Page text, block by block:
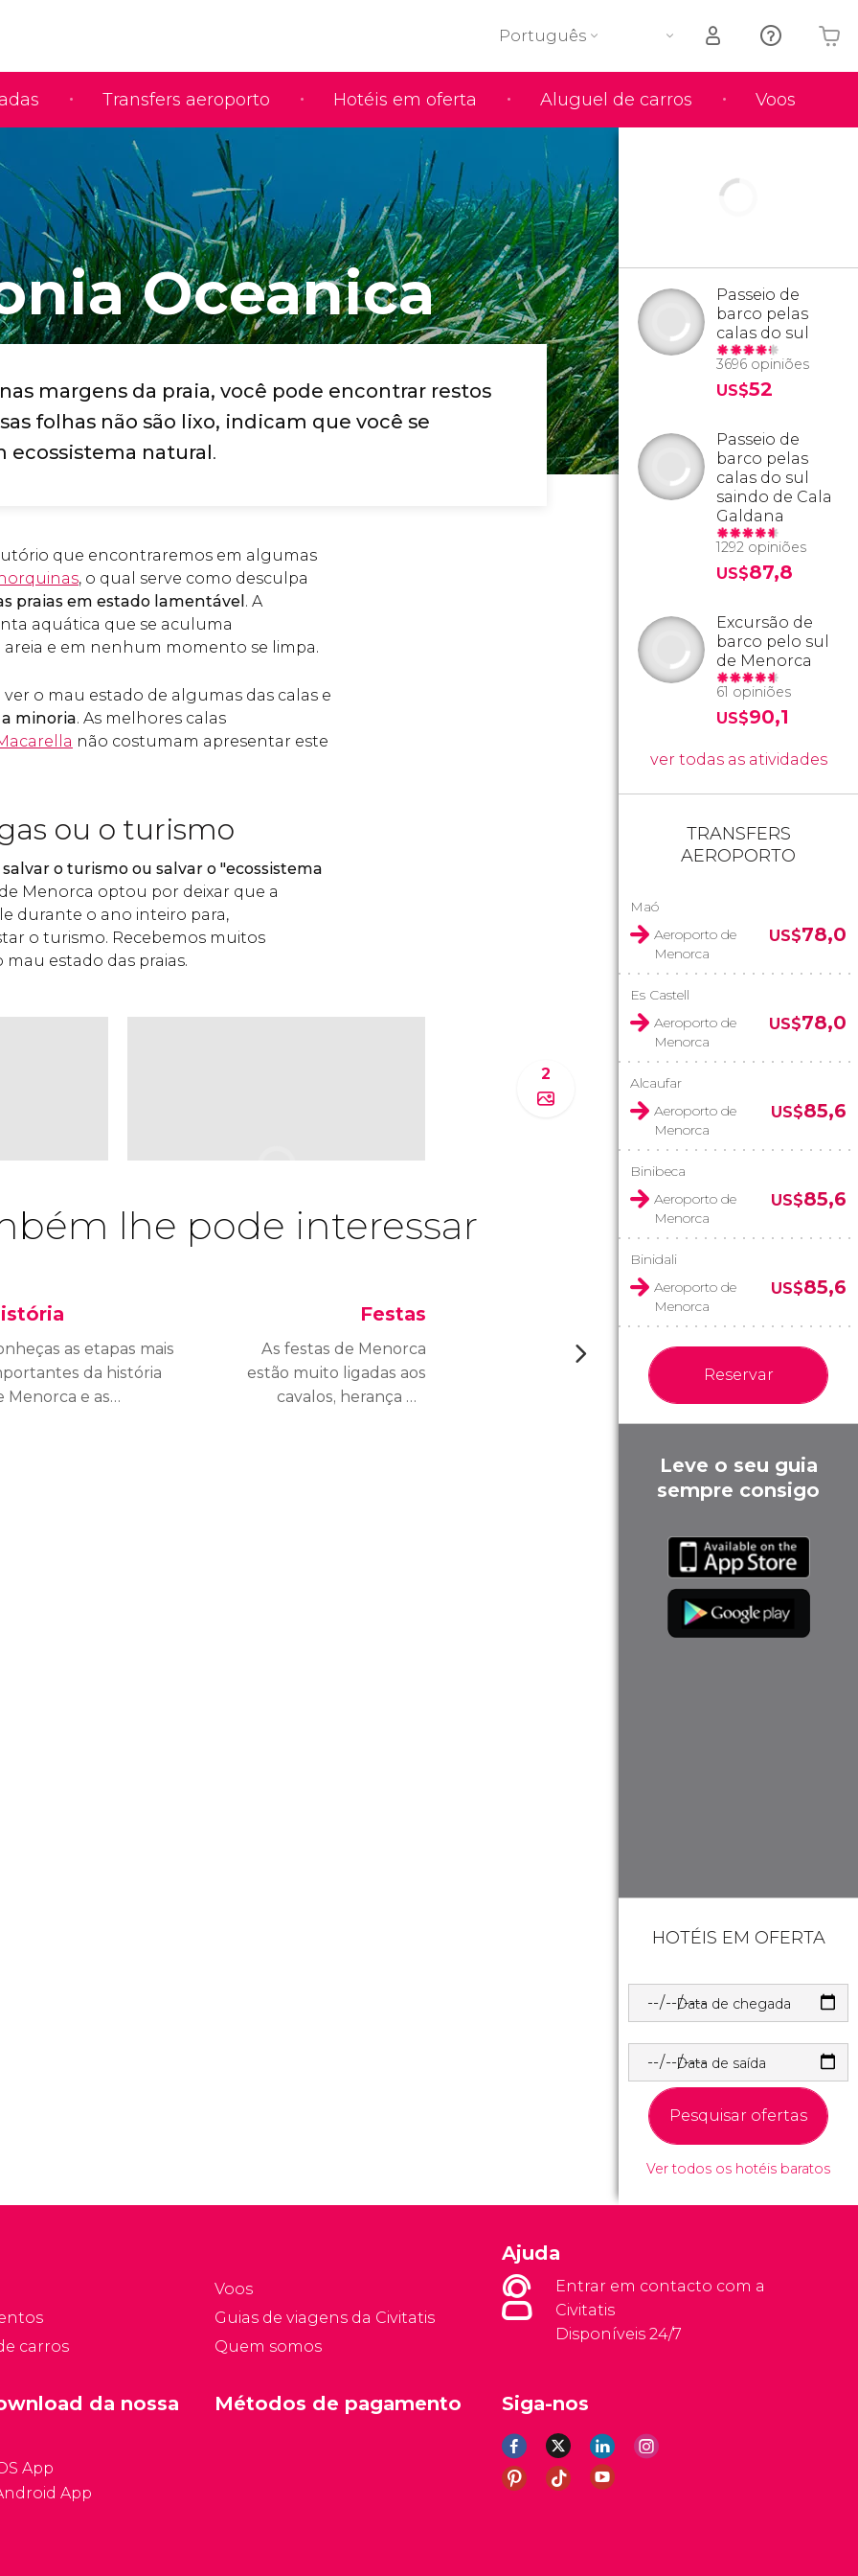
Transfers aeroporto Hotéis em oferta Aluguel de carros Voos
Português
O seu carrinho está vazio
Oceanica
margens da praia, você pode encontrar restos
folhas não são lixo, indicam que você se
ecossistema natural.
que encontraremos em algumas
, o qual serve como desculpa
praias em estado lamentável . A
aquática que se aculuma
e em nenhum momento se limpa.
o mau estado de algumas das calas e
minoria. As melhores calas
não costumam apresentar este
ou o turismo
salvar o turismo ou salvar o "ecossistema
Menorca optou por deixar que a
durante o ano inteiro para,
o turismo. Recebemos muitos
estado das praias.
2
lhe pode interessar
as etapas mais
da história
Menorca e as
Festas
As festas de Menorca
estão muito ligadas aos
cavalos, herança do
Passeio de
barco pelas
calas do sul
3696 opiniões
US$52
Passeio de
barco pelas
calas do sul
saindo de Cala
Galdana
1292 opiniões
US$87,8
Excursão de
barco pelo sul
de Menorca
61 opiniões
US$90,1
ver todas as atividades
TRANSFERS
AEROPORTO
Maó
Aeroporto de
Menorca
US$78,0
Es Castell
Aeroporto de
Menorca
US$78,0
Alcaufar
Aeroporto de
Menorca
US$85,6
Binibeca
Aeroporto de
Menorca
US$85,6
Binidali
Aeroporto de
Menorca
US$85,6
Reservar
Leve o seu guia
sempre consigo
HOTÉIS EM OFERTA
Data de chegada
Data de saída
Pesquisar ofertas
Ver todos os hotéis baratos
carros
Voos
Guias de viagens da Civitatis
Quem somos
Ajuda
Entrar em contacto com a
Civitatis
Disponíveis 24/7
Siga-nos
da nossa
App
App
Métodos de pagamento